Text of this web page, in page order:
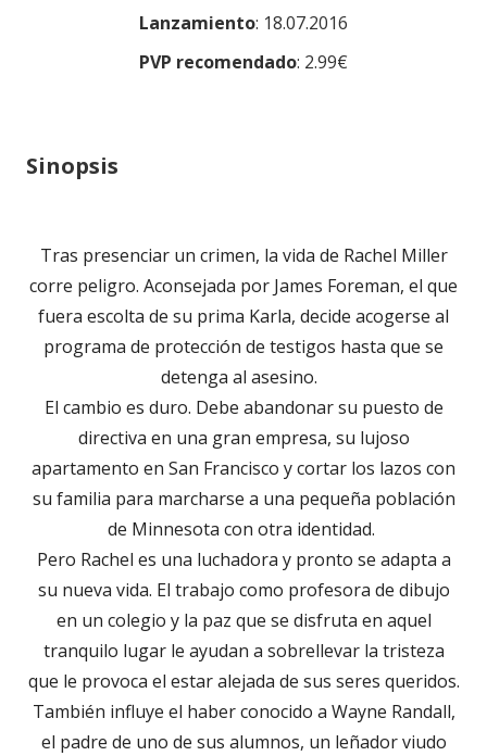
Lanzamiento: 18.07.2016
PVP recomendado: 2.99€
Sinopsis
Tras presenciar un crimen, la vida de Rachel Miller
corre peligro. Aconsejada por James Foreman, el que
fuera escolta de su prima Karla, decide acogerse al
programa de protección de testigos hasta que se
detenga al asesino.
El cambio es duro. Debe abandonar su puesto de
directiva en una gran empresa, su lujoso
apartamento en San Francisco y cortar los lazos con
su familia para marcharse a una pequeña población
de Minnesota con otra identidad.
Pero Rachel es una luchadora y pronto se adapta a
su nueva vida. El trabajo como profesora de dibujo
en un colegio y la paz que se disfruta en aquel
tranquilo lugar le ayudan a sobrellevar la tristeza
que le provoca el estar alejada de sus seres queridos.
También influye el haber conocido a Wayne Randall,
el padre de uno de sus alumnos, un leñador viudo